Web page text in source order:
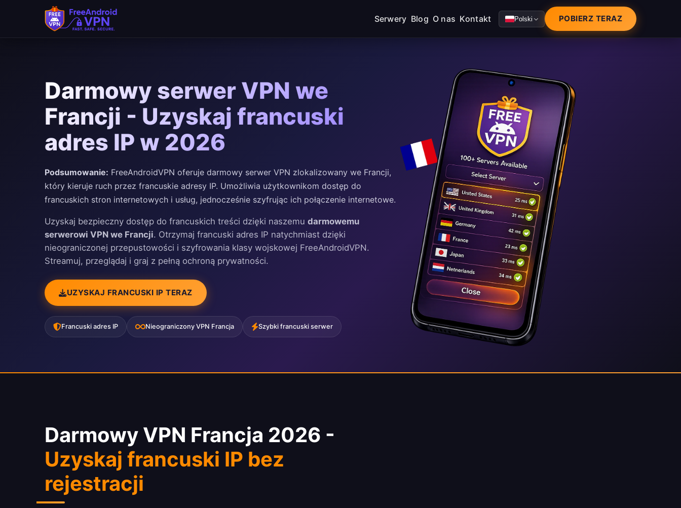
Serwery Blog O nas Kontakt Polski POBIERZ TERAZ
Darmowy serwer VPN we
Francji - Uzyskaj francuski
adres IP w 2026
Podsumowanie: FreeAndroidVPN oferuje darmowy serwer VPN zlokalizowany we Francji,
który kieruje ruch przez francuskie adresy IP. Umożliwia użytkownikom dostęp do
francuskich stron internetowych i usług, jednocześnie szyfrując ich połączenie internetowe.
Uzyskaj bezpieczny dostęp do francuskich treści dzięki naszemu darmowemu
serwerowi VPN we Francji. Otrzymaj francuski adres IP natychmiast dzięki
nieograniczonej przepustowości i szyfrowania klasy wojskowej FreeAndroidVPN.
Streamuj, przeglądaj i graj z pełną ochroną prywatności.
UZYSKAJ FRANCUSKI IP TERAZ
Francuski adres IP Nieograniczony VPN Francja Szybki francuski serwer
Darmowy VPN Francja 2026 -
Uzyskaj francuski IP bez
rejestracji